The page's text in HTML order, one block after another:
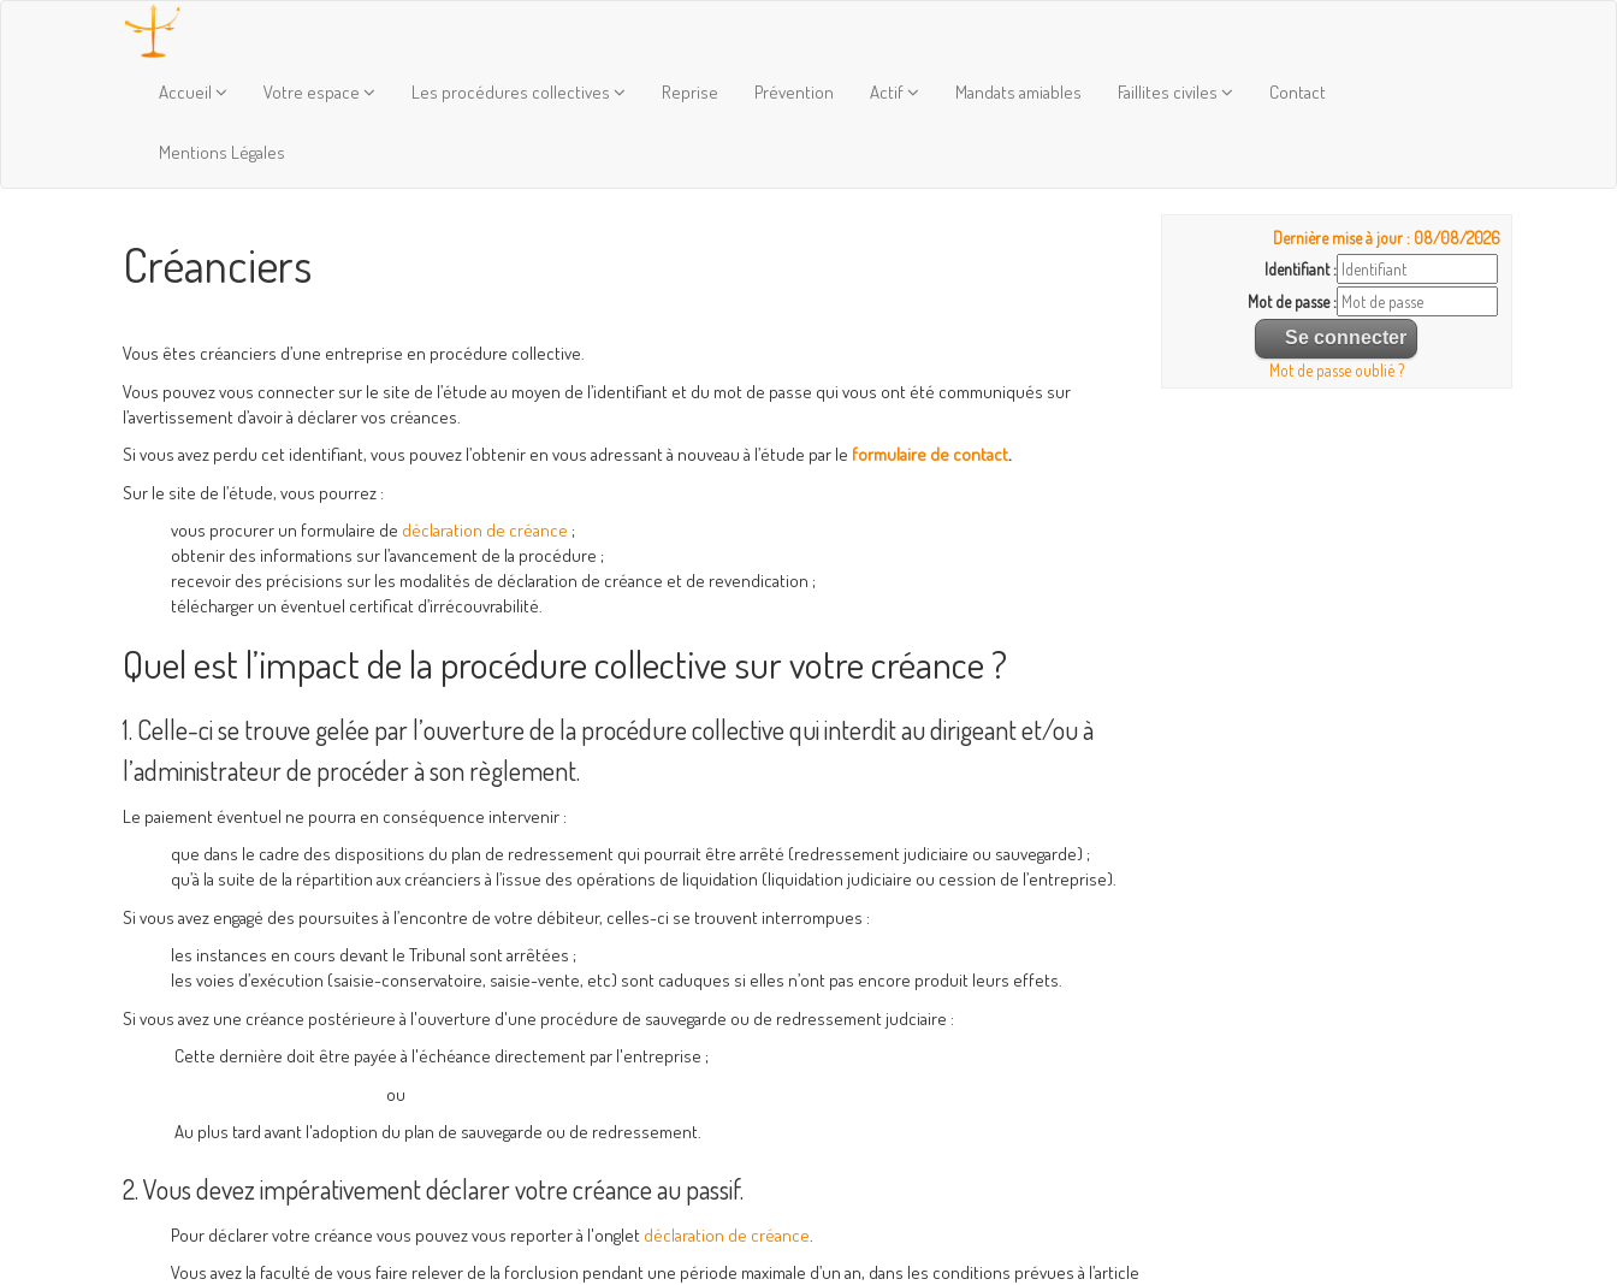
Accueil Votre espace Les procédures collectives Reprise Prévention Actif Mandats amiables Faillites civiles Contact
Mentions Légales
Créanciers
Vous êtes créanciers d’une entreprise en procédure collective.
Vous pouvez vous connecter sur le site de l’étude au moyen de l’identifiant et du mot de passe qui vous ont été communiqués sur
l’avertissement d’avoir à déclarer vos créances.
Si vous avez perdu cet identifiant, vous pouvez l’obtenir en vous adressant à nouveau à l’étude par le formulaire de contact.
Sur le site de l’étude, vous pourrez :
vous procurer un formulaire de déclaration de créance ;
obtenir des informations sur l’avancement de la procédure ;
recevoir des précisions sur les modalités de déclaration de créance et de revendication ;
télécharger un éventuel certificat d’irrécouvrabilité.
Quel est l’impact de la procédure collective sur votre créance ?
1. Celle-ci se trouve gelée par l’ouverture de la procédure collective qui interdit au dirigeant et/ou à
l’administrateur de procéder à son règlement.
Le paiement éventuel ne pourra en conséquence intervenir :
que dans le cadre des dispositions du plan de redressement qui pourrait être arrêté (redressement judiciaire ou sauvegarde) ;
qu’à la suite de la répartition aux créanciers à l’issue des opérations de liquidation (liquidation judiciaire ou cession de l’entreprise).
Si vous avez engagé des poursuites à l’encontre de votre débiteur, celles-ci se trouvent interrompues :
les instances en cours devant le Tribunal sont arrêtées ;
les voies d’exécution (saisie-conservatoire, saisie-vente, etc) sont caduques si elles n’ont pas encore produit leurs effets.
Si vous avez une créance postérieure à l'ouverture d'une procédure de sauvegarde ou de redressement judciaire :
Cette dernière doit être payée à l'échéance directement par l'entreprise ;
ou
Au plus tard avant l'adoption du plan de sauvegarde ou de redressement.
2. Vous devez impérativement déclarer votre créance au passif.
Pour déclarer votre créance vous pouvez vous reporter à l'onglet déclaration de créance
Vous avez la faculté de vous faire relever de la forclusion pendant une période maximale d’un an, dans les conditions prévues à l’article
Dernière mise à jour : 08/08/2026
Identifiant :
Mot de passe :
Mot de passe oublié ?